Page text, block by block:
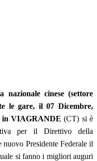
nazionale cinese (settore
le gare, il 07 Dicembre,
in VIAGRANDE (CT) si è
per il Direttivo della
Presidente Federale il
si fanno i migliori auguri